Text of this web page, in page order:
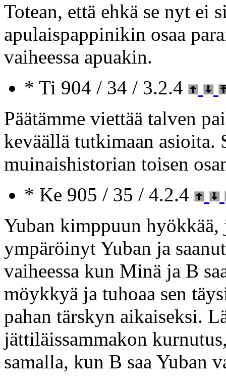
Totean, että ehkä se nyt ei
apulaispappinikin osaa
vaiheessa apuakin.
* Ti 904 / 34 / 3.2.4
Päätämme viettää talven
keväällä tutkimaan asioita.
muinaishistorian toisen
* Ke 905 / 35 / 4.2.4
Yuban kimppuun
ympäröinyt Yuban ja
vaiheessa kun Minä ja B
möykkyä ja tuhoaa sen
pahan tärskyn aikaiseksi.
jättiläissammakon
samalla, kun B saa Yuban